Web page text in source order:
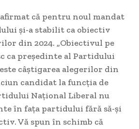
că pentru noul mandat
și-a stabilit ca obiectiv
din 2024. „Obiectivul pe
ca președinte al Partidului
câștigarea alegerilor din
candidat la funcția de
Național Liberal nu
în fața partidului fără să-și
Vă spun în schimb că